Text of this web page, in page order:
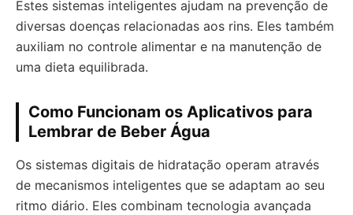
Estes sistemas inteligentes ajudam na prevenção de
diversas doenças relacionadas aos rins. Eles também
auxiliam no controle alimentar e na manutenção de
uma dieta equilibrada.
Como Funcionam os Aplicativos para
Lembrar de Beber Água
Os sistemas digitais de hidratação operam através
de mecanismos inteligentes que se adaptam ao seu
ritmo diário. Eles combinam tecnologia avançada